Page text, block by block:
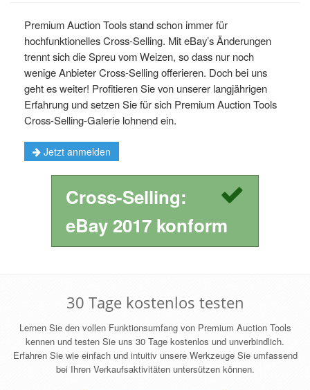
Premium Auction Tools stand schon immer für
hochfunktionelles Cross-Selling. Mit eBay’s Änderungen
trennt sich die Spreu vom Weizen, so dass nur noch
wenige Anbieter Cross-Selling offerieren. Doch bei uns
geht es weiter! Profitieren Sie von unserer langjährigen
Erfahrung und setzen Sie für sich Premium Auction Tools
Cross-Selling-Galerie lohnend ein.
Jetzt anmelden
Cross-Selling:
eBay 2017 konform
30 Tage kostenlos testen
Lernen Sie den vollen Funktionsumfang von Premium Auction Tools
kennen und testen Sie uns 30 Tage kostenlos und unverbindlich.
Erfahren Sie wie einfach und intuitiv unsere Werkzeuge Sie umfassend
bei Ihren Verkaufsaktivitäten untersützen können.